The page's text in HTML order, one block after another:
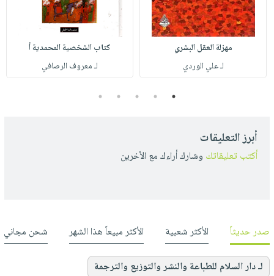
مهزلة العقل البشري
لـ علي الوردي
كتاب الشخصية المحمدية أ
لـ معروف الرصافي
1
2
3
4
5
أبرز التعليقات
أكتب تعليقاتك وشارك أراءك مع الأخرين
صدر حديثاً الأكثر شعبية الأكثر مبيعاً هذا الشهر شحن مجاني
لـ دار السلام للطباعة والنشر والتوزيع والترجمة